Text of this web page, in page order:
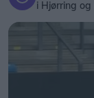
i Hjørring og